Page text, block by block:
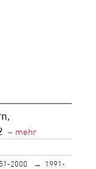
2000
1991-